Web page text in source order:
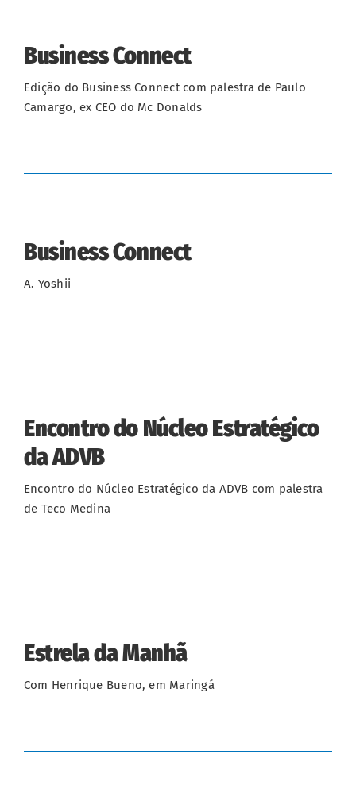
Business Connect
Edição do Business Connect com palestra de Paulo
Camargo, ex CEO do Mc Donalds
Business Connect
A. Yoshii
Encontro do Núcleo Estratégico
da ADVB
Encontro do Núcleo Estratégico da ADVB com palestra
de Teco Medina
Estrela da Manhã
Com Henrique Bueno, em Maringá